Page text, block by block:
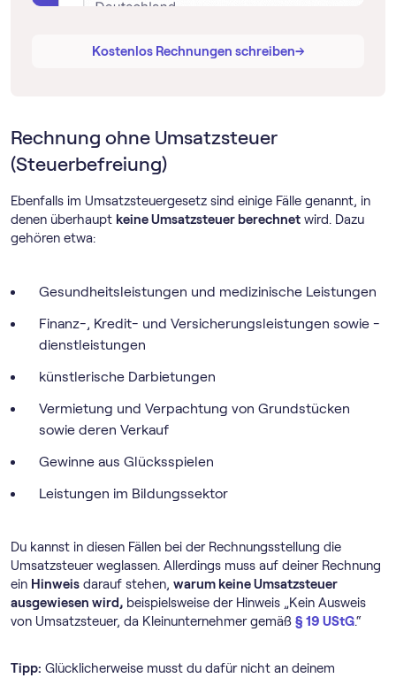
Kostenlos Rechnungen schreiben→
→
Rechnung ohne Umsatzsteuer
(Steuerbefreiung)
Ebenfalls im Umsatzsteuergesetz sind einige Fälle genannt, in
denen überhaupt keine Umsatzsteuer berechnet wird. Dazu
gehören etwa:
Gesundheitsleistungen und medizinische Leistungen
Finanz-, Kredit- und Versicherungsleistungen sowie -
dienstleistungen
künstlerische Darbietungen
Vermietung und Verpachtung von Grundstücken
sowie deren Verkauf
Gewinne aus Glücksspielen
Leistungen im Bildungssektor
Du kannst in diesen Fällen bei der Rechnungsstellung die
Umsatzsteuer weglassen. Allerdings muss auf deiner Rechnung
ein Hinweis darauf stehen, warum keine Umsatzsteuer
ausgewiesen wird, beispielsweise der Hinweis „Kein Ausweis
von Umsatzsteuer, da Kleinunternehmer gemäß § 19 UStG.“
Tipp: Glücklicherweise musst du dafür nicht an deinem